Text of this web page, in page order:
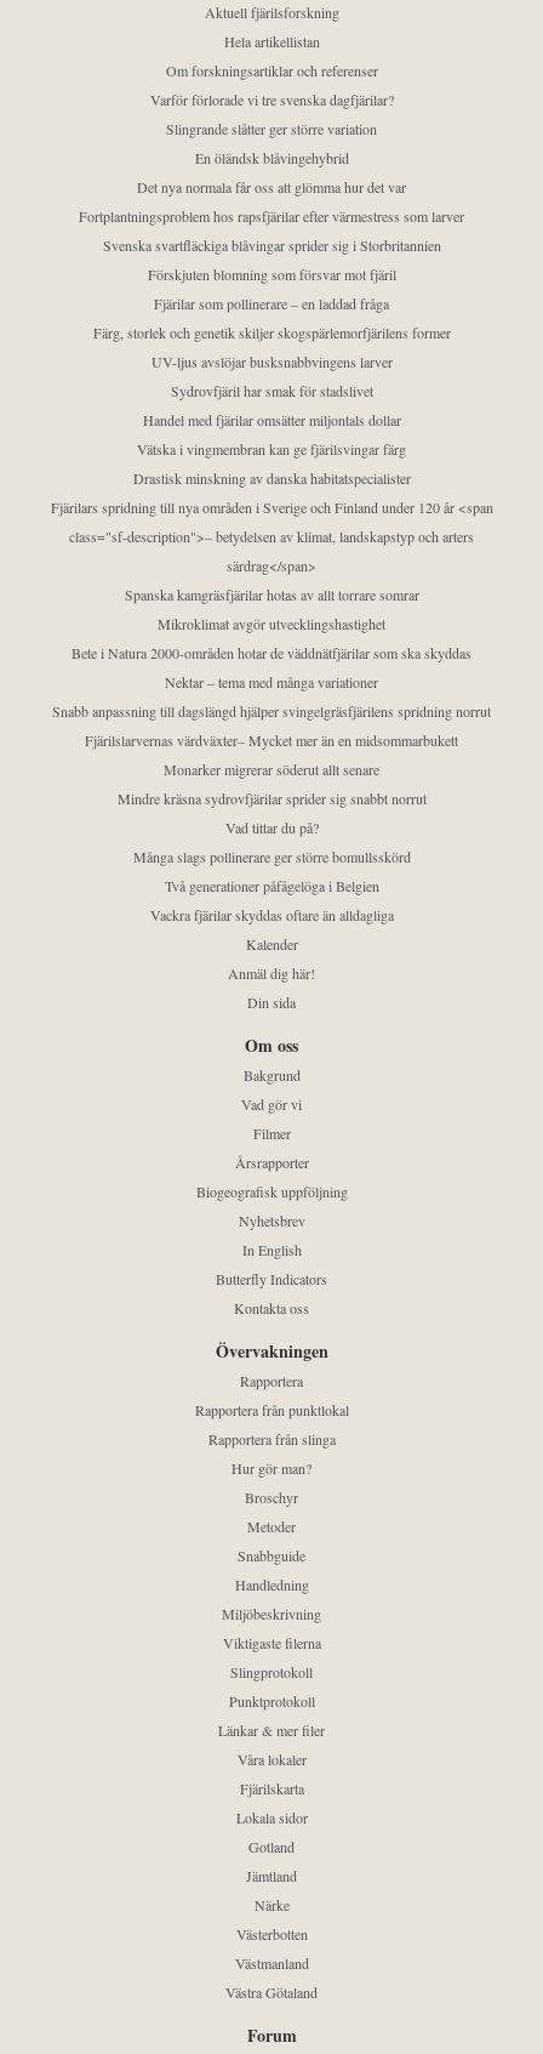
Aktuell fjärilsforskning
Hela artikellistan
Om forskningsartiklar och referenser
Varför förlorade vi tre svenska dagfjärilar?
Slingrande slåtter ger större variation
En öländsk blåvingehybrid
Det nya normala får oss att glömma hur det var
Fortplantningsproblem hos rapsfjärilar efter värmestress som larver
Svenska svartfläckiga blåvingar sprider sig i Storbritannien
Förskjuten blomning som försvar mot fjäril
Fjärilar som pollinerare – en laddad fråga
Färg, storlek och genetik skiljer skogspärlemorfjärilens former
UV-ljus avslöjar busksnabbvingens larver
Sydrovfjäril har smak för stadslivet
Handel med fjärilar omsätter miljontals dollar
Vätska i vingmembran kan ge fjärilsvingar färg
Drastisk minskning av danska habitatspecialister
Fjärilars spridning till nya områden i Sverige och Finland under 120 år <span
class="sf-description">– betydelsen av klimat, landskapstyp och arters
särdrag</span>
Spanska kamgräsfjärilar hotas av allt torrare somrar
Mikroklimat avgör utvecklingshastighet
Bete i Natura 2000-områden hotar de väddnätfjärilar som ska skyddas
Nektar – tema med många variationer
Snabb anpassning till dagslängd hjälper svingelgräsfjärilens spridning norrut
Fjärilslarvernas värdväxter– Mycket mer än en midsommarbukett
Monarker migrerar söderut allt senare
Mindre kräsna sydrovfjärilar sprider sig snabbt norrut
Vad tittar du på?
Många slags pollinerare ger större bomullsskörd
Två generationer påfågelöga i Belgien
Vackra fjärilar skyddas oftare än alldagliga
Kalender
Anmäl dig här!
Din sida
Om oss
Bakgrund
Vad gör vi
Filmer
Årsrapporter
Biogeografisk uppföljning
Nyhetsbrev
In English
Butterfly Indicators
Kontakta oss
Övervakningen
Rapportera
Rapportera från punktlokal
Rapportera från slinga
Hur gör man?
Broschyr
Metoder
Snabbguide
Handledning
Miljöbeskrivning
Viktigaste filerna
Slingprotokoll
Punktprotokoll
Länkar & mer filer
Våra lokaler
Fjärilskarta
Lokala sidor
Gotland
Jämtland
Närke
Västerbotten
Västmanland
Västra Götaland
Forum